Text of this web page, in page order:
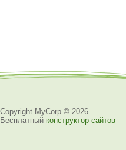
Copyright MyCorp © 2026
Бесплатный конструктор сайтов —